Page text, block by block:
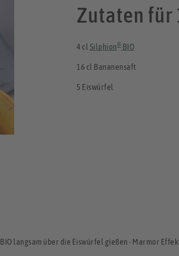
Zutaten für
4 cl Silphion® BIO
16 cl Bananensaft
5 Eiswürfel
BIO langsam über die Eiswürfel gießen - Marmor